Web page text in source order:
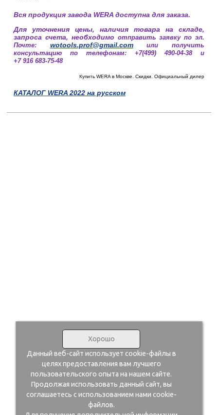
Вся продукция завода WERA доступна для заказа.
Для уточнения цены, наличия товара на складе,
запроса счета, необходимо отправить заявку по эл.
Почте: wotools.prof@gmail.comили получить
консультацию по телефонам: +7(499) 490-04-38 и
+7 916 683-75-48
Купить WERA в Москве. Скидки. Официальный дилер
КАТАЛОГ WERA 2022 на русском
Хорошо
Данный веб-сайт использует cookie-файлы в
целях предоставления вам лучшего
пользовательского опыта на нашем сайте.
Продолжая использовать данный сайт, вы
соглашаетесь с использованием нами cookie-
файлов.